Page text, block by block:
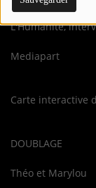
L'Humanité,
Mediapart
Carte interactive
DOUBLAGE
Théo et Marylou